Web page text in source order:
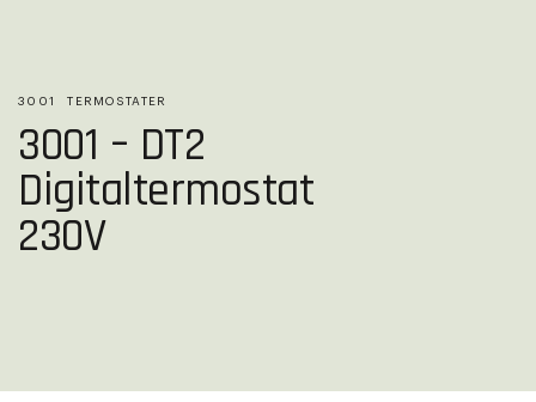
3001 TERMOSTATER
3001 – DT2
Digitaltermostat
230V